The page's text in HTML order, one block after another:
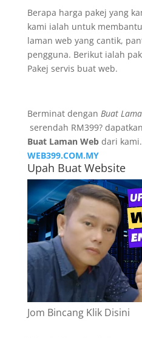
Berapa harga pakej yang
kami ialah untuk
laman web yang cantik,
pengguna. Berikut ialah
Pakej servis buat web.
Berminat dengan Buat
serendah RM399?
Buat Laman Webdari
WEB399.COM.MY
Upah Buat Website
Jom Bincang Klik Disini